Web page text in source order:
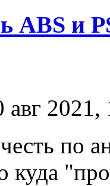
ABS и
авг 2021,
по
куда